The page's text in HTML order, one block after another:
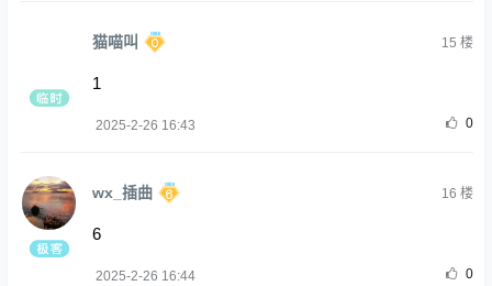
猫喵叫 15 楼
1
2025-2-26 16:43 0
wx_插曲 16 楼
6
2025-2-26 16:44 0